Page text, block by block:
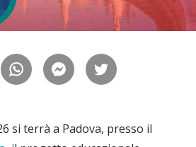
si terrà a Padova, presso il